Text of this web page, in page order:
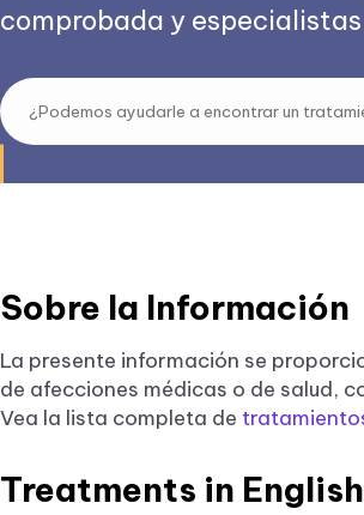
comprobada y
Sobre la Información
La presente información se
de afecciones médicas o de salud,
Vea la lista completa de
Treatments in English